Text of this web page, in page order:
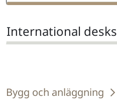
International desks
Bygg och anläggning